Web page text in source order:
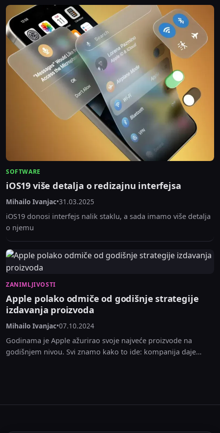
SOFTWARE
iOS19 više detalja o redizajnu interfejsa
Mihailo Ivanjac•31.03.2025
iOS19 donosi interfejs nalik staklu, a sada imamo više detalja
o njemu
ZANIMLJIVOSTI
Apple polako odmiče od godišnje strategije
izdavanja proizvoda
Mihailo Ivanjac•07.10.2024
Godinama je Apple ažurirao svoje najveće proizvode na
godišnjem nivou. Svi znamo kako to ide: kompanija daje